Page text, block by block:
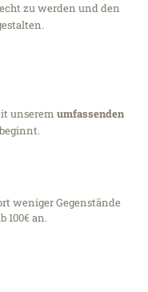
zu werden und den
unserem umfassenden
weniger Gegenstände
100€ an.